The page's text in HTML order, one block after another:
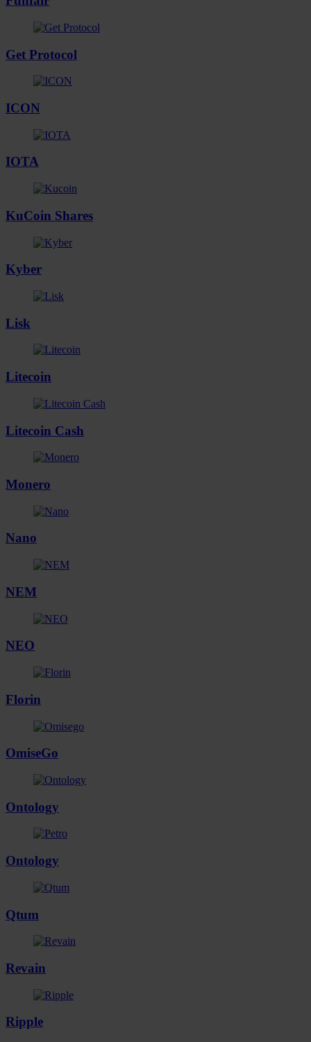
informatie over uw gebruik van onze site met onze
partners voor social media, adverteren en analyse. Deze
informatie die u aan ze heeft verstrekt of die ze hebben
verzameld op basis van uw gebruik van hun services.
Get Protocol
ICON
IOTA
KuCoin Shares
Kyber
Lisk
Litecoin
Litecoin Cash
Monero
Nano
NEM
NEO
Florin
OmiseGo
Ontology
Ontology
Qtum
Revain
Ripple